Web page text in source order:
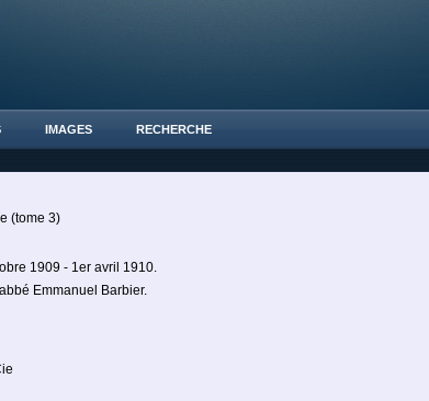
IMAGES RECHERCHE
(tome 3)
1909 - 1er avril 1910.
Emmanuel Barbier.